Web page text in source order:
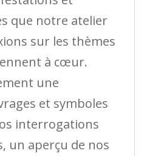
que notre atelier
sur les thèmes
à cœur.
une
et symboles
interrogations
un aperçu de nos